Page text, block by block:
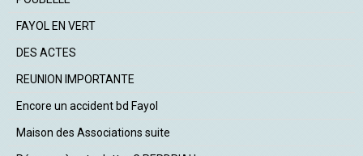
FAYOL EN VERT
DES ACTES
REUNION IMPORTANTE
Encore un accident bd Fayol
Maison des Associations suite